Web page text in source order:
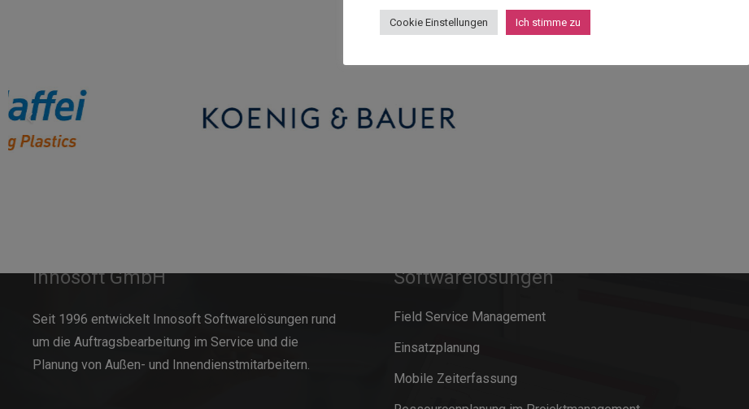
Innosoft GmbH
Seit 1996 entwickelt Innosoft Softwarelösungen rund
um die Auftragsbearbeitung im Service und die
Planung von Außen- und Innendienstmitarbeitern.
Softwarelösungen
Field Service Management
Einsatzplanung
Mobile Zeiterfassung
Cookie Einstellungen Ich stimme zu